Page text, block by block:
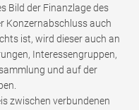
Bild der Finanzlage des
Konzernabschluss auch
ist, wird dieser auch an
Interessengruppen,
und auf der
zwischen verbundenen